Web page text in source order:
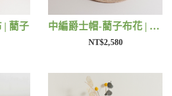
| 藺子 中編爵士帽-藺子布花 | 藺子
NT$2,580